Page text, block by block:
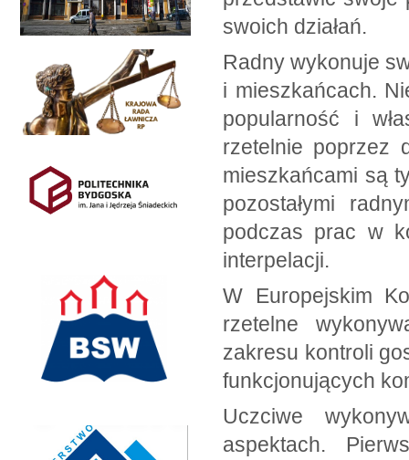
swoich działań.
Radny wykonuje
i mieszkańcach.
popularność i
rzetelnie poprzez
mieszkańcami są
pozostałymi
podczas prac w
interpelacji.
W Europejskim
rzetelne
zakresu kontroli
funkcjonujących
Uczciwe
aspektach.